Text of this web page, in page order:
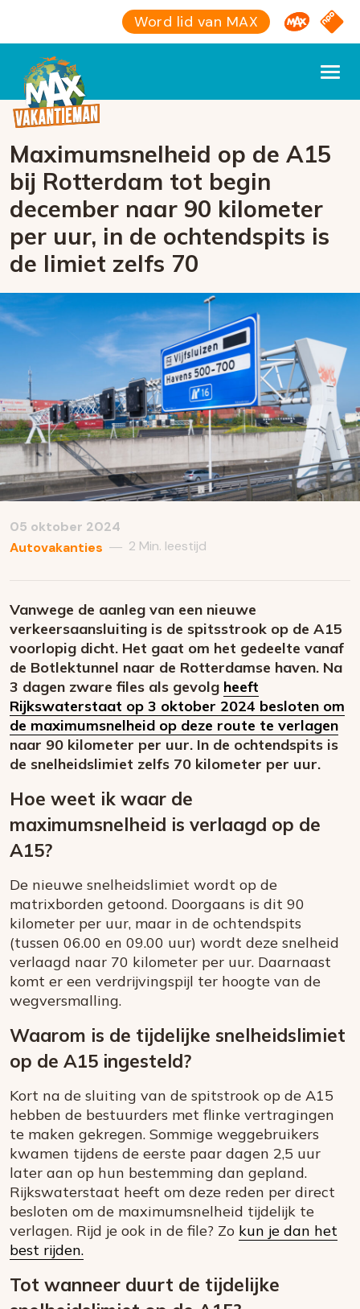
Word lid van MAX Omroep
NPO
Maximumsnelheid op de A15
bij Rotterdam tot begin
december naar 90 kilometer
per uur, in de ochtendspits is
de limiet zelfs 70
05 oktober 2024
Autovakanties — 2 Min. leestijd
Vanwege de aanleg van een nieuwe
verkeersaansluiting is de spitsstrook op de A15
voorlopig dicht. Het gaat om het gedeelte vanaf
de Botlektunnel naar de Rotterdamse haven. Na
3 dagen zware files als gevolg heeft
Rijkswaterstaat op 3 oktober 2024 besloten om
de maximumsnelheid op deze route te verlagen
naar 90 kilometer per uur. In de ochtendspits is
de snelheidslimiet zelfs 70 kilometer per uur.
Hoe weet ik waar de
maximumsnelheid is verlaagd op de
A15?
De nieuwe snelheidslimiet wordt op de
matrixborden getoond. Doorgaans is dit 90
kilometer per uur, maar in de ochtendspits
(tussen 06.00 en 09.00 uur) wordt deze snelheid
verlaagd naar 70 kilometer per uur. Daarnaast
komt er een verdrijvingspijl ter hoogte van de
wegversmalling.
Waarom is de tijdelijke snelheidslimiet
op de A15 ingesteld?
Kort na de sluiting van de spitstrook op de A15
hebben de bestuurders met flinke vertragingen
te maken gekregen. Sommige weggebruikers
kwamen tijdens de eerste paar dagen 2,5 uur
later aan op hun bestemming dan gepland.
Rijkswaterstaat heeft om deze reden per direct
besloten om de maximumsnelheid tijdelijk te
verlagen. Rijd je ook in de file? Zo kun je dan het
best rijden.
Tot wanneer duurt de tijdelijke